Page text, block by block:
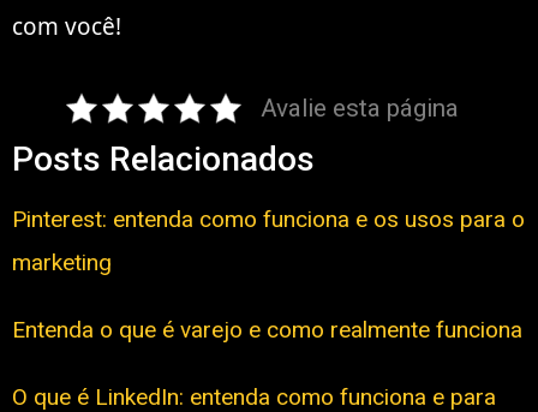
com você!
Avalie esta página
Posts Relacionados
Pinterest: entenda como funciona e os usos para o
marketing
Entenda o que é varejo e como realmente funciona
O que é LinkedIn: entenda como funciona e para